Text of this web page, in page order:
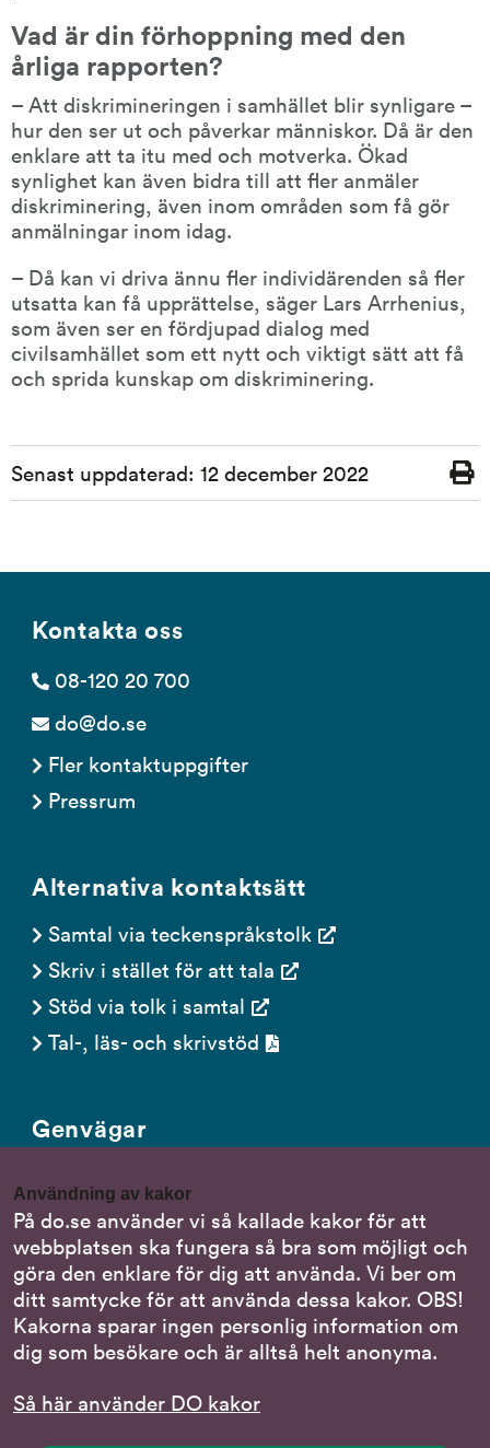
Användning av kakor
På do.se använder vi så kallade kakor för att
webbplatsen ska fungera så bra som möjligt och
göra den enklare för dig att använda. Vi ber om
ditt samtycke för att använda dessa kakor. OBS!
Kakorna sparar ingen personlig information om
dig som besökare och är alltså helt anonyma.
Så här använder DO kakor
Vad är din förhoppning med den
årliga rapporten?
– Att diskrimineringen i samhället blir synligare –
hur den ser ut och påverkar människor. Då är den
enklare att ta itu med och motverka. Ökad
synlighet kan även bidra till att fler anmäler
diskriminering, även inom områden som få gör
anmälningar inom idag.
– Då kan vi driva ännu fler individärenden så fler
utsatta kan få upprättelse, säger Lars Arrhenius,
som även ser en fördjupad dialog med
civilsamhället som ett nytt och viktigt sätt att få
och sprida kunskap om diskriminering.
Sidinformation
Senast uppdaterad: 12 december 2022
Skriv
ut
Kontakta oss
08-120 20 700
do@do.se
Fler kontaktuppgifter
Pressrum
Alternativa kontaktsätt
Samtal via teckenspråkstolk
Skriv i stället för att tala
Stöd via tolk i samtal
Tal-, läs- och skrivstöd
Genvägar
Nationella minoritetsspråk
Om DO:s webbplats
Behandling av personuppgifter
Följ oss
DO på LinkedIn